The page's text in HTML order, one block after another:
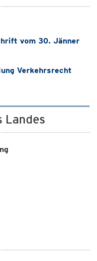
vom 30. Jänner
Verkehrsrecht
Landes